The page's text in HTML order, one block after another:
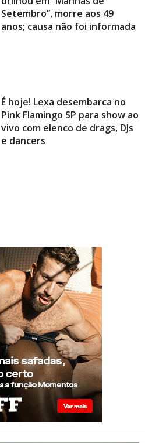
Setembro”, morre aos 49
anos; causa não foi informada
É hoje! Lexa desembarca no
Pink Flamingo SP para show ao
vivo com elenco de drags, DJs
e dancers
superior à real, aponta
relatório internacional
Gay de 62 anos relembra
quando, aos 15, foi garoto de
programa por quatro meses
sem saber: “Idiotice da minha
parte”